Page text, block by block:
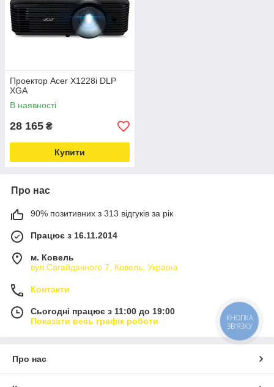
Проектор Acer X1228i DLP
XGA
В наявності
28 165 ₴
Купити
Про нас
90% позитивних з 313 відгуків за рік
Працює з 16.11.2014
м. Ковель
вул.Сагайдачного 7, Ковель, Україна
Контакти
Сьогодні працює з 11:00 до 19:00
Показати весь графік роботи
Про нас
КНОПКА
ЗВ'ЯЗКУ